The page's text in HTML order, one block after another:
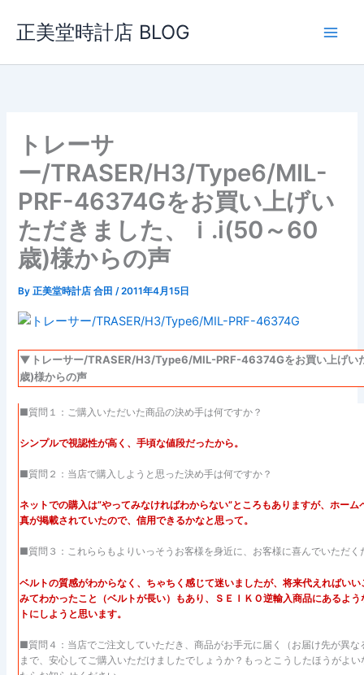
ス
正美堂時計店 BLOG
トレーサ
ー/TRASER/H3/Type6/MIL-
PRF-46374Gをお買い上げい
ただきました、ｉ.i(50～60
歳)様からの声
By正美堂時計店 合田/2011年4月15日
▼トレーサー/TRASER/H3/Type6/MIL-PRF-46374Gをお買い上げい
歳)様からの声
■質問１：ご購入いただいた商品の決め手は何ですか？
シンプルで視認性が高く、手頃な値段だったから。
■質問２：当店で購入しようと思った決め手は何ですか？
ネットでの購入は”やってみなければわからない”ところもありますが、ホー
真が掲載されていたので、信用できるかなと思って。
■質問３：これららもよりいっそうお客様を身近に、お客様に喜んでいただ
ベルトの質感がわからなく、ちゃちく感じて迷いましたが、将来代えればい
みてわかったこと（ベルトが長い）もあり、ＳＥＩＫＯ逆輸入商品にあるよ
トにしようと思います。
■質問４：当店でご注文していただき、商品がお手元に届く（お届け先が異
まで、安心してご購入いただけましたでしょうか？もっとこうしたほうがよ